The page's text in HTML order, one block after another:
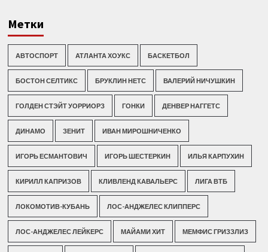
Метки
АВТОСПОРТ АТЛАНТА ХОУКС БАСКЕТБОЛ
БОСТОН СЕЛТИКС БРУКЛИН НЕТС ВАЛЕРИЙ НИЧУШКИН
ГОЛДЕН СТЭЙТ УОРРИОРЗ ГОНКИ ДЕНВЕР НАГГЕТС
ДИНАМО ЗЕНИТ ИВАН МИРОШНИЧЕНКО
ИГОРЬ ЕСМАНТОВИЧ ИГОРЬ ШЕСТЕРКИН ИЛЬЯ КАРПУХИН
КИРИЛЛ КАПРИЗОВ КЛИВЛЕНД КАВАЛЬЕРС ЛИГА ВТБ
ЛОКОМОТИВ-КУБАНЬ ЛОС-АНДЖЕЛЕС КЛИППЕРС
ЛОС-АНДЖЕЛЕС ЛЕЙКЕРС МАЙАМИ ХИТ МЕМФИС ГРИЗЗЛИЗ